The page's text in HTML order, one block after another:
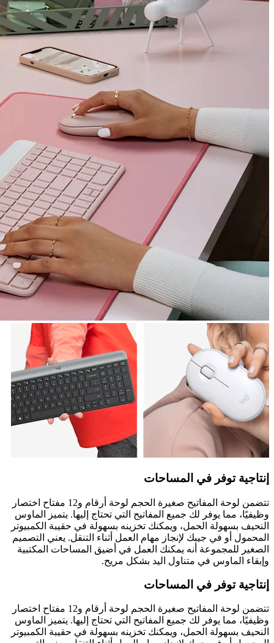
إنتاجية توفر في المساحات
تتضمن لوحة المفاتيح صغيرة الحجم لوحة أرقام و12 مفتاح اختصار
وظيفيًا، مما يوفر لك جميع المفاتيح التي تحتاج إليها. يتميز الماوس
النحيف بسهولة الحمل، ويمكنك تخزينه بسهولة في حقيبة الكمبيوتر
المحمول أو في جيبك لإنجاز مهام العمل أثناء التنقل. يعني التصميم
الصغير للمجموعة أنه يمكنك العمل في أضيق المساحات المكتبية
وإبقاء الماوس في متناول اليد بشكل مريح.
إنتاجية توفر في المساحات
تتضمن لوحة المفاتيح صغيرة الحجم لوحة أرقام و12 مفتاح اختصار
وظيفيًا، مما يوفر لك جميع المفاتيح التي تحتاج إليها. يتميز الماوس
النحيف بسهولة الحمل، ويمكنك تخزينه بسهولة في حقيبة الكمبيوتر